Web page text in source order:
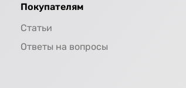
Покупателям
Статьи
Ответы на вопросы